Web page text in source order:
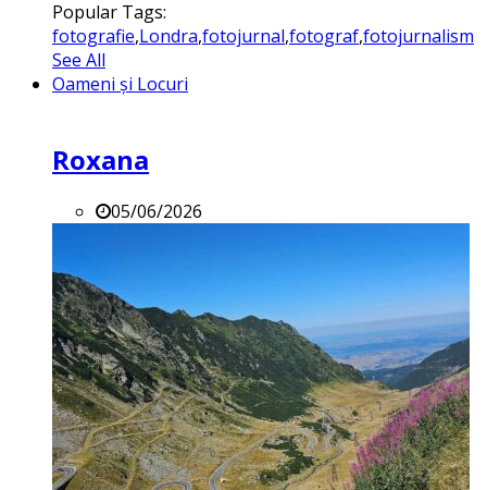
Popular Tags:
fotografie,Londra,fotojurnal,fotograf,fotojurnalism
See All
Oameni și Locuri
Roxana
05/06/2026